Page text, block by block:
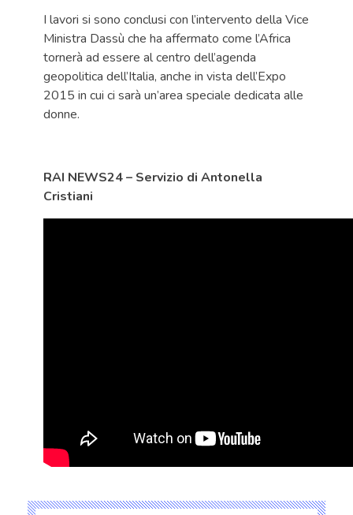
I lavori si sono conclusi con l’intervento della Vice
Ministra Dassù che ha affermato come l’Africa
tornerà ad essere al centro dell’agenda
geopolitica dell’Italia, anche in vista dell’Expo
2015 in cui ci sarà un’area speciale dedicata alle
donne.
RAI NEWS24 – Servizio di Antonella
Cristiani